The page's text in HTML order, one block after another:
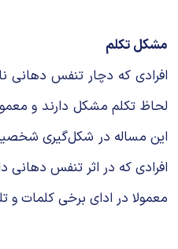
مشکل تکلم
افرادی که دچار تنفس دهانی
لحاظ تکلم مشکل دارند و
این مساله در شکل‌گیری
افرادی که در اثر تنفس دهانی
معمولا در ادای برخی کلمات